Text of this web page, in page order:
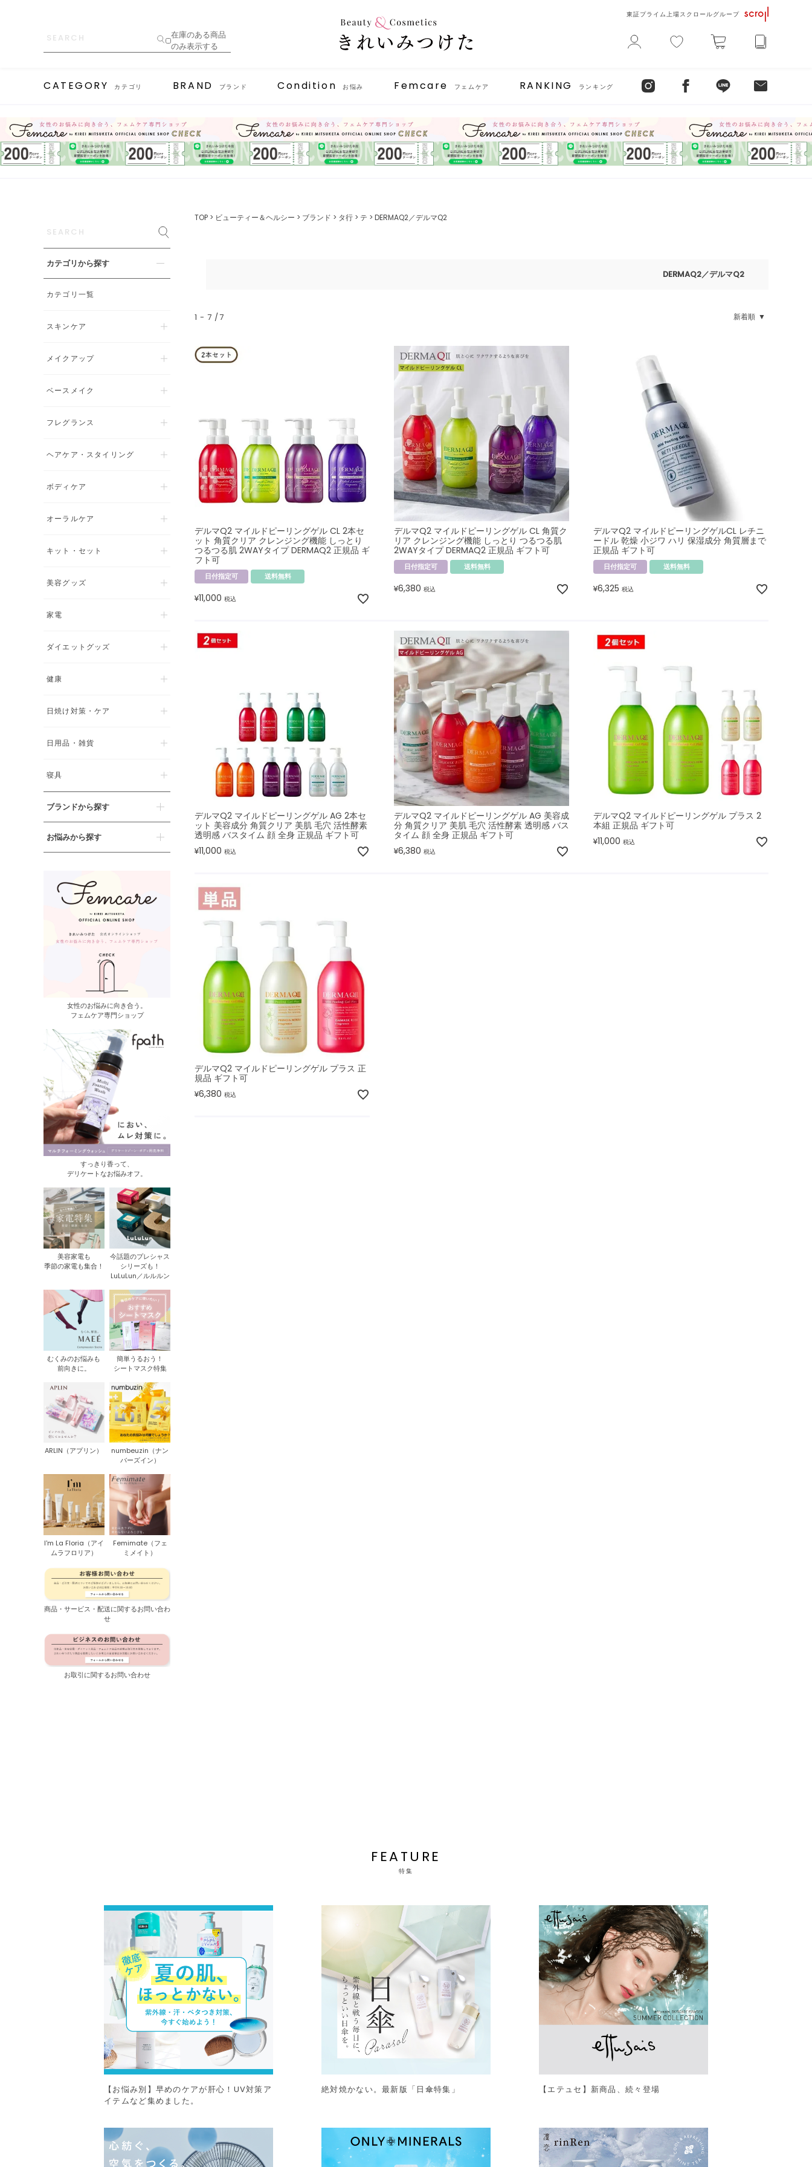
在庫のある商品
のみ表示する
東証プライム上場スクロールグループ
CATEGORY カテゴリ BRAND ブランド Condition お悩み Femcare フェムケア RANKING ランキング
カテゴリから探す
カテゴリ一覧
スキンケア
メイクアップ
ベースメイク
フレグランス
ヘアケア・スタイリング
ボディケア
オーラルケア
キット・セット
美容グッズ
家電
ダイエットグッズ
健康
日焼け対策・ケア
日用品・雑貨
寝具
ブランドから探す
お悩みから探す
女性のお悩みに向き合う。
フェムケア専門ショップ
すっきり香って、
デリケートなお悩みオフ。
美容家電も
季節の家電も集合！
今話題のプレシャス
シリーズも！
LuLuLun／ルルルン
むくみのお悩みも
前向きに。
簡単うるおう！
シートマスク特集
ARLIN（アプリン）
numbeuzin（ナン
バーズイン）
I'm La Floria（アイ
ムラフロリア）
Femimate（フェ
ミメイト）
商品・サービス・配送に関するお問い合わ
せ
お取引に関するお問い合わせ
TOP ビューティー＆ヘルシー ブランド タ行 テ DERMAQ2／デルマQ2
DERMAQ2／デルマQ2
新着順
1 - 7 7
デルマQ2 マイルドピーリングゲル CL 2本セ
ット 角質クリア クレンジング機能 しっとり
つるつる肌 2WAYタイプ DERMAQ2 正規品 ギ
フト可
日付指定可 送料無料
¥11,000 税込
デルマQ2 マイルドピーリングゲル CL 角質ク
リア クレンジング機能 しっとり つるつる肌
2WAYタイプ DERMAQ2 正規品 ギフト可
日付指定可 送料無料
¥6,380 税込
デルマQ2 マイルドピーリングゲルCL レチニ
ードル 乾燥 小ジワ ハリ 保湿成分 角質層まで
正規品 ギフト可
日付指定可 送料無料
¥6,325 税込
デルマQ2 マイルドピーリングゲル AG 2本セ
ット 美容成分 角質クリア 美肌 毛穴 活性酵素
透明感 バスタイム 顔 全身 正規品 ギフト可
¥11,000 税込
デルマQ2 マイルドピーリングゲル AG 美容成
分 角質クリア 美肌 毛穴 活性酵素 透明感 バス
タイム 顔 全身 正規品 ギフト可
¥6,380 税込
デルマQ2 マイルドピーリングゲル プラス 2
本組 正規品 ギフト可
¥11,000 税込
デルマQ2 マイルドピーリングゲル プラス 正
規品 ギフト可
¥6,380 税込
FEATURE
特集
【お悩み別】早めのケアが肝心！UV対策ア
イテムなど集めました。
絶対焼かない。最新版「日傘特集」 【エテュセ】新商品、続々登場